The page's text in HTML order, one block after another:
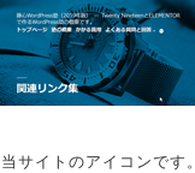
当サイトのアイコンです。